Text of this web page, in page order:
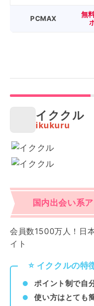
PCMAX
無
イククル
ikukuru
国内出会い系
会員数1500万人！日
イト
⭐️ イククルの特
ポイント制で自
使い方はとても